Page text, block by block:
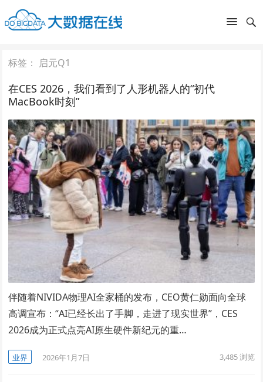
标签： 启元Q1
在CES 2026，我们看到了人形机器人的“初代
MacBook时刻”
伴随着NIVIDA物理AI全家桶的发布，CEO黄仁勋面向全球
高调宣布：“AI已经长出了手脚，走进了现实世界”，CES
2026成为正式点亮AI原生硬件新纪元的重…
业界 2026年1月7日 3,485浏览